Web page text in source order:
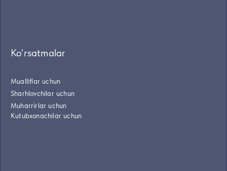
Ko'rsatmalar
Mualliflar uchun
Sharhlovchilar uchun
Muharrirlar uchun
Kutubxonachilar uchun